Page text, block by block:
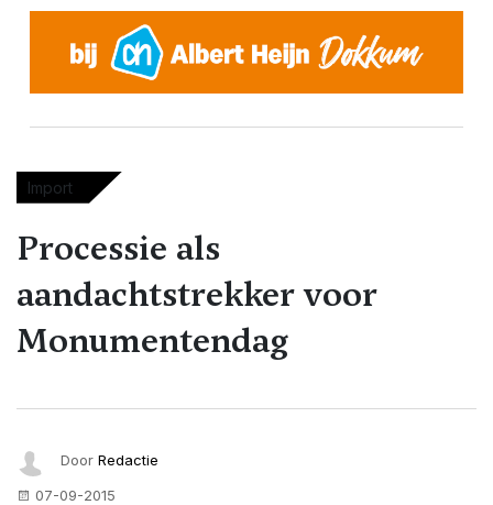
Import
Processie als
aandachtstrekker voor
Monumentendag
Door Redactie
07-09-2015